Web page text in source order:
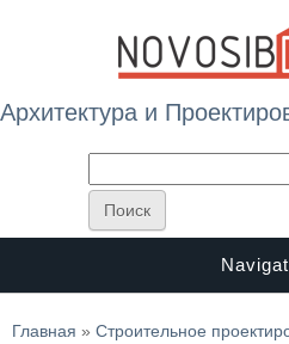
Архитектура и
Вы здесь
Главная » Строительное